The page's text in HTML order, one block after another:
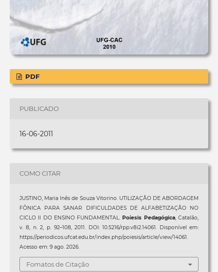
PDF
PUBLICADO
16-06-2011
COMO CITAR
JUSTINO, Maria Inês de Souza Vitorino. UTILIZAÇÃO DE ABORDAGEM
FÔNICA PARA SANAR DIFICULDADES DE ALFABETIZAÇÃO NO
CICLO II DO ENSINO FUNDAMENTAL.Poíesis Pedagógica, Catalão,
v. 8, n. 2, p. 92–108, 2011. DOI: 10.5216/rpp.v8i2.14061. Disponível em:
https://periodicos.ufcat.edu.br/index.php/poiesis/article/view/14061.
Acesso em: 9 ago. 2026.
Fomatos de Citação